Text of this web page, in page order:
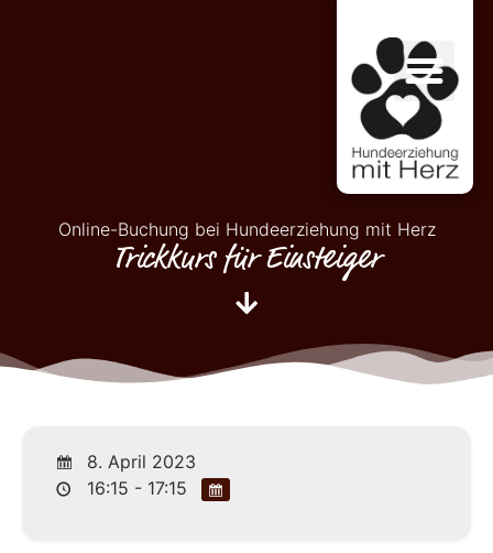
Online-Buchung bei Hundeerziehung mit Herz
Trickkurs für Einsteiger
8. April 2023
16:15 - 17:15